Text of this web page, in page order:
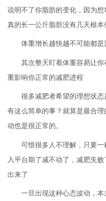
说明不了你脂肪的变化，因为
真的长一公斤脂肪没有几天根
体重增长越快越不可能都
其次整天盯着体重容易让
重影响你正常的减肥进程
很多减肥者希望的理想状
有这么简单的事？就算是最合
动也是很正常的。
可惜很多人不理解，只要
入平台期了减不动了，减肥失
出来了
一旦出现这种心态波动，